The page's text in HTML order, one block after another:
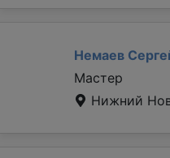
Немаев
Мастер
Нижний